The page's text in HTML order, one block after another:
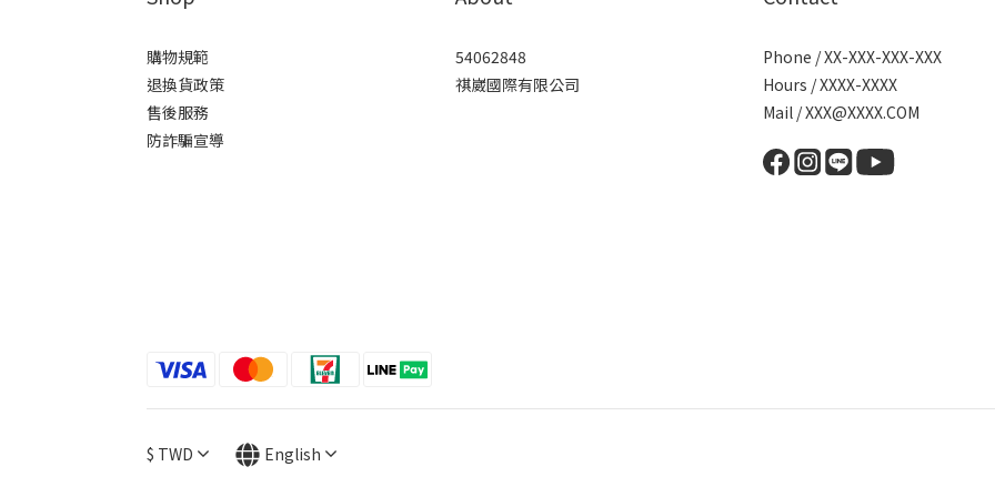
購物規範
退換貨政策
售後服務
防詐騙宣導
54062848
祺崴國際有限公司
Phone / XX-XXX-XXX-XXX
Hours / XXXX-XXXX
Mail / XXX@XXXX.COM
$ TWD English